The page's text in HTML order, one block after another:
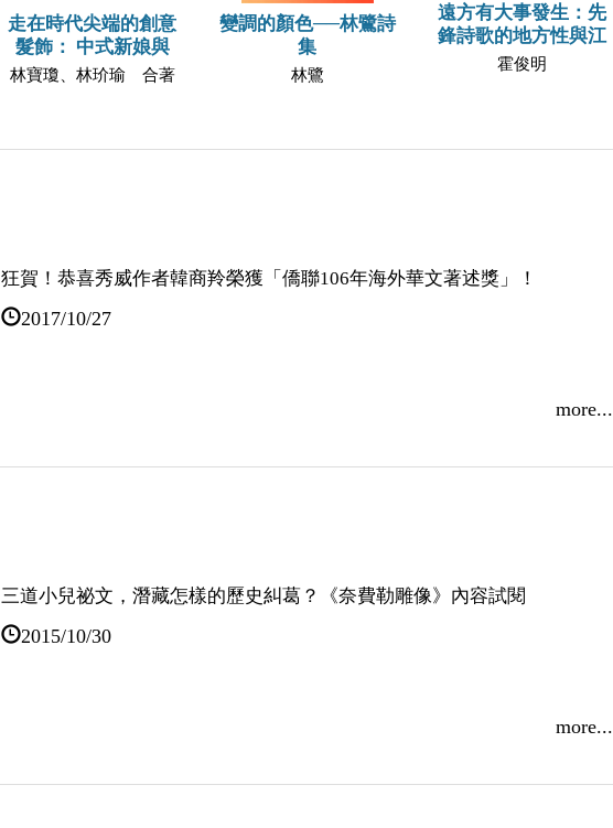
走在時代尖端的創意
髮飾： 中式新娘與
林寶瓊、林玠瑜 合著
變調的顏色──林鷺詩
集
林鷺
遠方有大事發生：先
鋒詩歌的地方性與江
霍俊明
狂賀！恭喜秀威作者韓商羚榮獲「僑聯106年海外華文著述獎」！
2017/10/27
more...
三道小兒祕文，潛藏怎樣的歷史糾葛？《奈費勒雕像》內容試閱
2015/10/30
2015/10/30
more...